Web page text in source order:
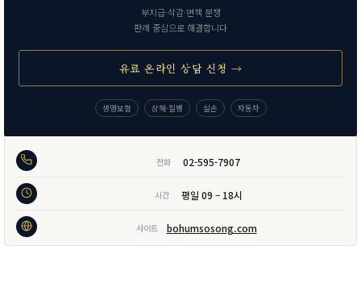
부지급·삭감·면책 분쟁
판례 중심으로 해결합니다
유료 온라인 상담 신청 →
생명보험 상해·질병 실손 자동차
전화 02-595-7907
시간 평일 09 – 18시
사이트 bohumsosong.com